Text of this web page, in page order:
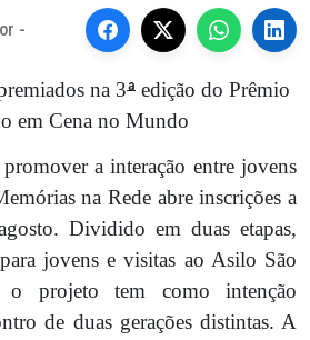
-
na 3ª edição do Prêmio
em Cena no Mundo
a interação entre jovens
na Rede abre inscrições a
Dividido em duas etapas,
jovens e visitas ao Asilo São
o projeto tem como intenção
de duas gerações distintas. A